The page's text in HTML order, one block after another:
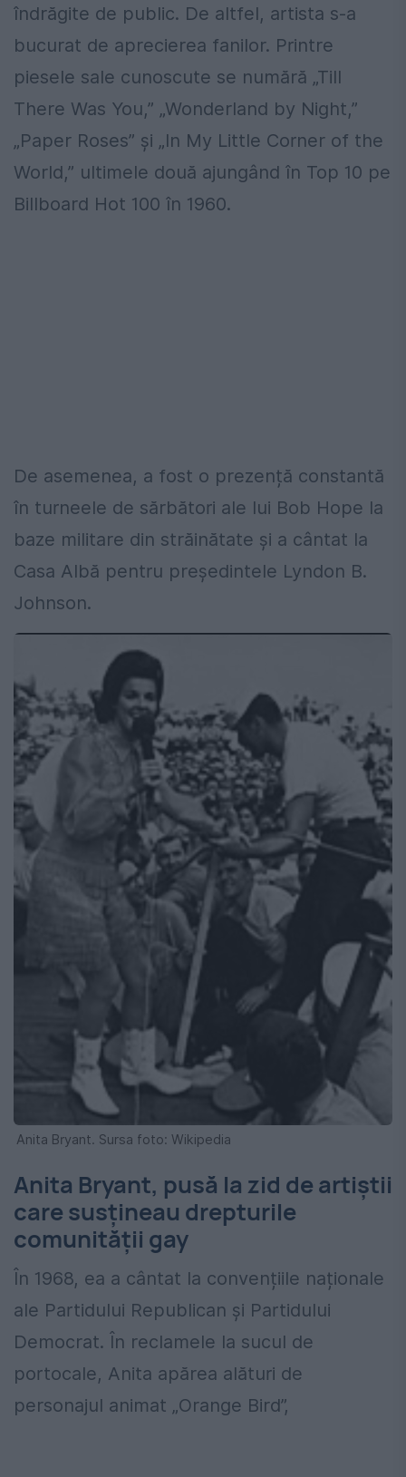
îndrăgite de public. De altfel, artista s-a
bucurat de aprecierea fanilor. Printre
piesele sale cunoscute se numără „Till
There Was You,” „Wonderland by Night,”
„Paper Roses” și „In My Little Corner of the
World,” ultimele două ajungând în Top 10 pe
Billboard Hot 100 în 1960.
De asemenea, a fost o prezență constantă
în turneele de sărbători ale lui Bob Hope la
baze militare din străinătate și a cântat la
Casa Albă pentru președintele Lyndon B.
Johnson.
Anita Bryant. Sursa foto: Wikipedia
Anita Bryant, pusă la zid de artiștii
care susțineau drepturile
comunității gay
În 1968, ea a cântat la convențiile naționale
ale Partidului Republican și Partidului
Democrat. În reclamele la sucul de
portocale, Anita apărea alături de
personajul animat „Orange Bird”,